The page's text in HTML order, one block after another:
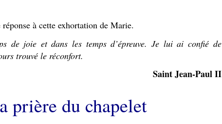
à cette exhortation de Marie.
de joie et dans les temps d’épreuve. Je lui ai confié de
trouvé le réconfort.
Saint Jean-Paul II
prière du chapelet